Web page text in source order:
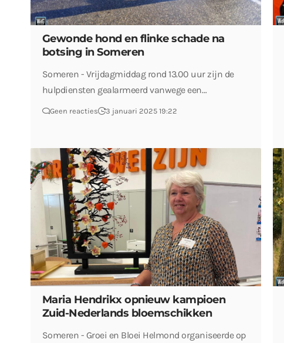
Gewonde hond en flinke schade na
botsing in Someren
Someren - Vrijdagmiddag rond 13.00 uur zijn de
hulpdiensten gealarmeerd vanwege een…
Geen reacties 3 januari 2025 19:22
Maria Hendrikx opnieuw kampioen
Zuid-Nederlands bloemschikken
Someren - Groei en Bloei Helmond organiseerde op